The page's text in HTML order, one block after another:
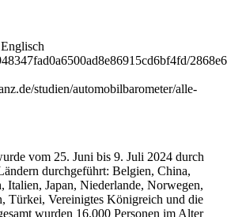
studien/automobilbarometer/alle-
vom 25. Juni bis 9. Juli 2024 durch
durchgeführt: Belgien, China,
Italien, Japan, Niederlande, Norwegen,
Türkei, Vereinigtes Königreich und die
wurden 16.000 Personen im Alter